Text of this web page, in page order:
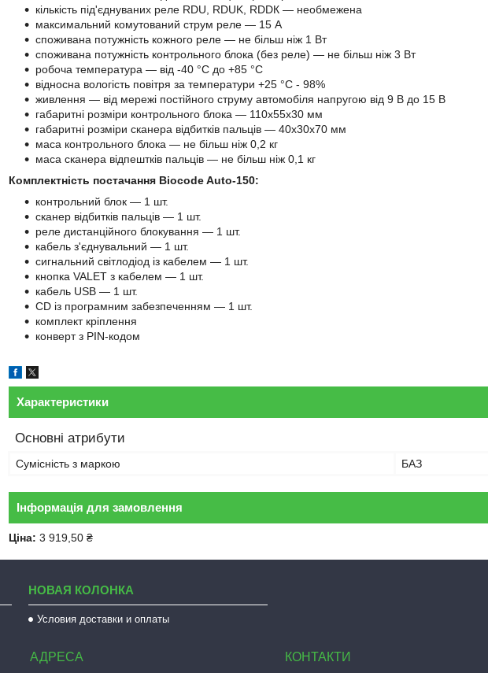
кількість під'єднуваних реле RDU, RDUK, RDDК — необмежена
максимальний комутований струм реле — 15 А
споживана потужність кожного реле — не більш ніж 1 Вт
споживана потужність контрольного блока (без реле) — не більш ніж 3 Вт
робоча температура — від -40 °C до +85 °C
відносна вологість повітря за температури +25 °C - 98%
живлення — від мережі постійного струму автомобіля напругою від 9 В до 15 В
габаритні розміри контрольного блока — 110х55х30 мм
габаритні розміри сканера відбитків пальців — 40х30х70 мм
маса контрольного блока — не більш ніж 0,2 кг
маса сканера відпештків пальців — не більш ніж 0,1 кг
Комплектність постачання Biocode Auto-150:
контрольний блок — 1 шт.
сканер відбитків пальців — 1 шт.
реле дистанційного блокування — 1 шт.
кабель з'єднувальний — 1 шт.
сигнальний світлодіод із кабелем — 1 шт.
кнопка VALET з кабелем — 1 шт.
кабель USB — 1 шт.
CD із програмним забезпеченням — 1 шт.
комплект кріплення
конверт з PIN-кодом
Характеристики
Основні атрибути
Сумісність з маркою БАЗ
Інформація для замовлення
Ціна: 3 919,50 ₴
НОВАЯ КОЛОНКА
Условия доставки и оплаты